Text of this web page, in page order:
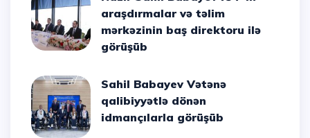
araşdırmalar və təlim
mərkəzinin baş direktoru ilə
görüşüb
Sahil Babayev Vətənə
qalibiyyətlə dönən
idmançılarla görüşüb